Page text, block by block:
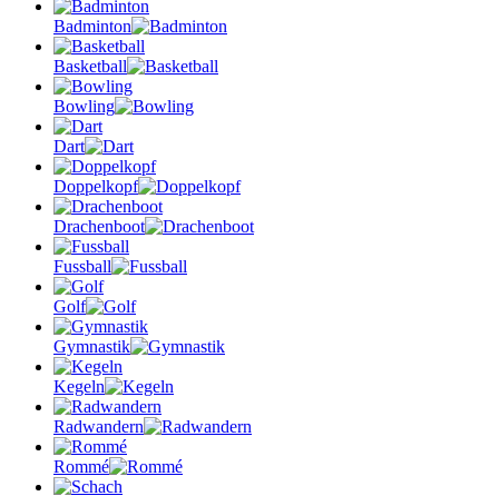
Badminton
Basketball
Bowling
Dart
Doppelkopf
Drachenboot
Fussball
Golf
Gymnastik
Kegeln
Radwandern
Rommé